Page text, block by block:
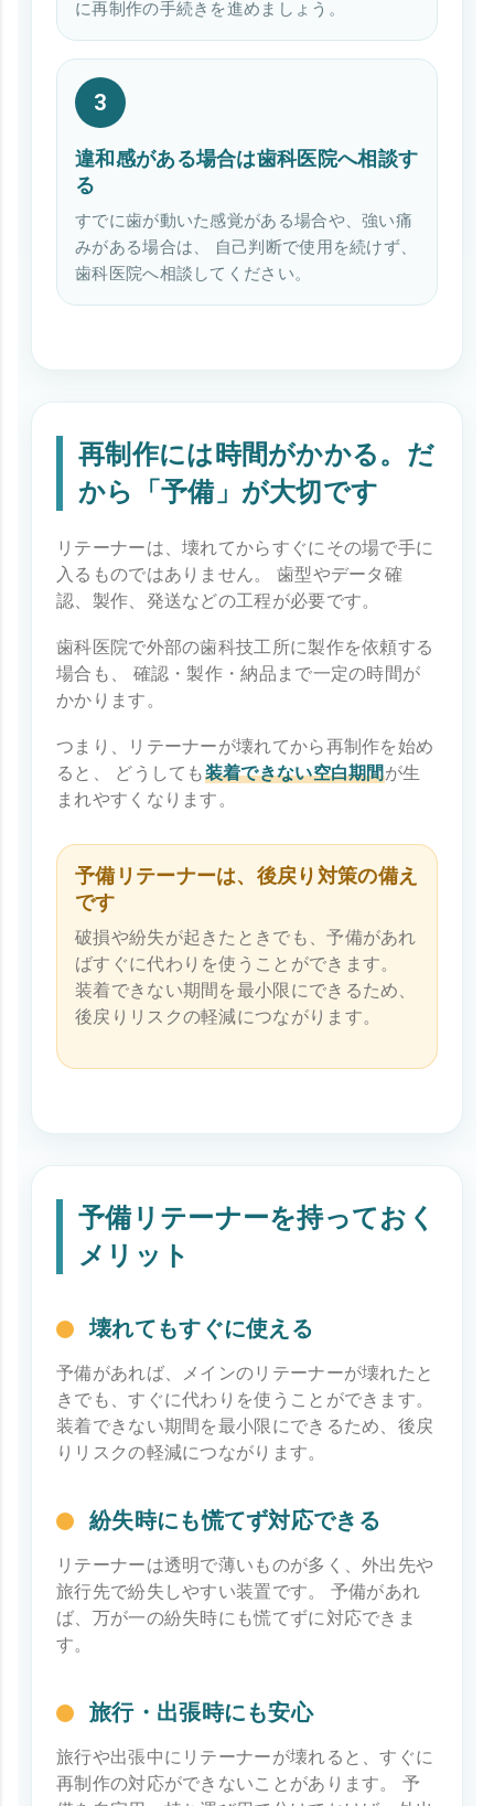
に再制作の手続きを進めましょう。
違和感がある場合は歯科医院へ相談す
る
すでに歯が動いた感覚がある場合や、強い痛
みがある場合は、 自己判断で使用を続けず、
歯科医院へ相談してください。
再制作には時間がかかる。だ
から「予備」が大切です
リテーナーは、壊れてからすぐにその場で手に
入るものではありません。 歯型やデータ確
認、製作、発送などの工程が必要です。
歯科医院で外部の歯科技工所に製作を依頼する
場合も、 確認・製作・納品まで一定の時間が
かかります。
つまり、リテーナーが壊れてから再制作を始め
ると、 どうしても装着できない空白期間が生
まれやすくなります。
予備リテーナーは、後戻り対策の備え
です
破損や紛失が起きたときでも、予備があれ
ばすぐに代わりを使うことができます。
装着できない期間を最小限にできるため、
後戻りリスクの軽減につながります。
予備リテーナーを持っておく
メリット
壊れてもすぐに使える
予備があれば、メインのリテーナーが壊れたと
きでも、すぐに代わりを使うことができます。
装着できない期間を最小限にできるため、後戻
りリスクの軽減につながります。
紛失時にも慌てず対応できる
リテーナーは透明で薄いものが多く、外出先や
旅行先で紛失しやすい装置です。 予備があれ
ば、万が一の紛失時にも慌てずに対応できま
す。
旅行・出張時にも安心
旅行や出張中にリテーナーが壊れると、すぐに
再制作の対応ができないことがあります。 予